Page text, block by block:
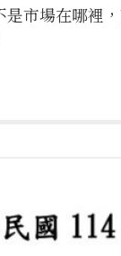
是市場在哪裡